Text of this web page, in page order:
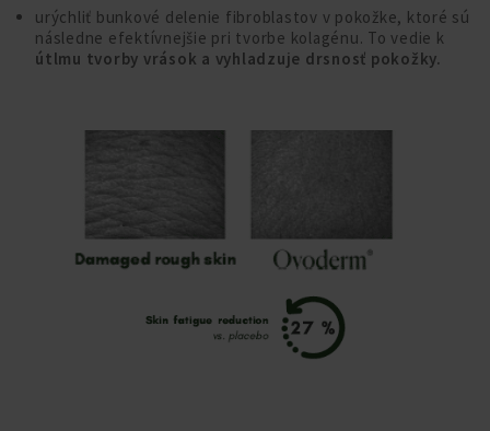
urýchliť bunkové delenie fibroblastov v pokožke, ktoré sú
následne efektívnejšie pri tvorbe kolagénu. To vedie k
útlmu tvorby vrások a vyhladzuje drsnosť pokožky.